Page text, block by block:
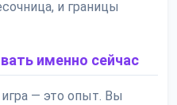
и границы
именно сейчас
— это опыт. Вы